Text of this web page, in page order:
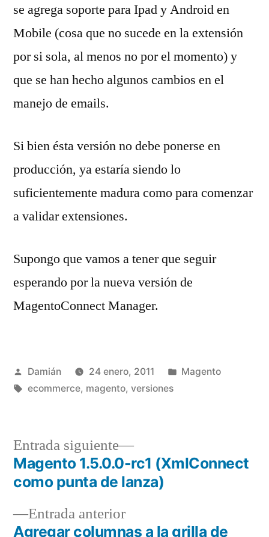
se agrega soporte para Ipad y Android en
Mobile (cosa que no sucede en la extensión
por si sola, al menos no por el momento) y
que se han hecho algunos cambios en el
manejo de emails.
Si bien ésta versión no debe ponerse en
producción, ya estaría siendo lo
suficientemente madura como para comenzar
a validar extensiones.
Supongo que vamos a tener que seguir
esperando por la nueva versión de
MagentoConnect Manager.
Publicado
por
Damián 24 enero, 2011
Publicado
Magento
Etiquetas:
ecommerce, magento, versiones
Navegación
entradas
Entrada anteriorEntrada
anterior:
Agregar columnas a la grilla de
Entrada siguiente
Entrada
siguiente:
Magento 1.5.0.0-rc1 (XmlConnect
como punta de lanza)